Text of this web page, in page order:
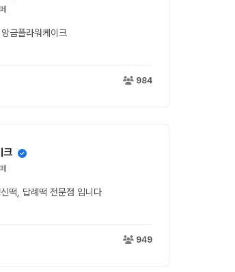
금플라워케이크
984
크
떡, 답례떡 전문점 입니다
949